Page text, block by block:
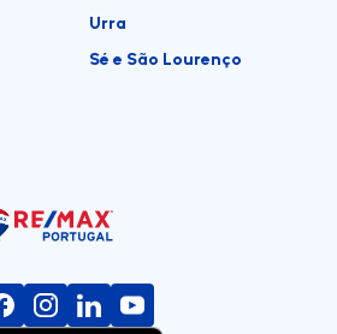
Urra
Sé e São Lourenço